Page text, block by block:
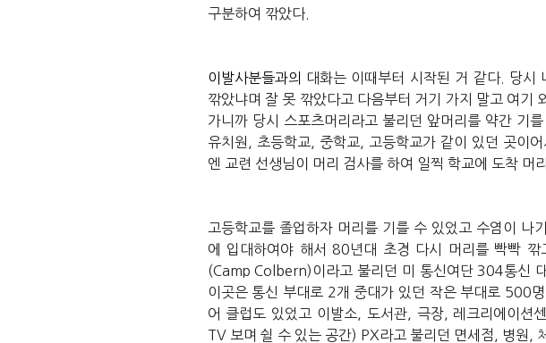
구분하여 깎았다.
이발사분들과의 대화는 이때부터 시작된 거 같다. 당시
깎았냐며 잘 못 깎았다고 다음부터 거기 가지 말고 여기
가니까 당시 스포츠머리라고 불리던 앞머리를 약간 기를
유치원
초등학교 중학교 고등학교가 같이 있던 곳이어
엔 교련 선생님이 머리 검사를 하여 일찍 학교에 도착 머
고등학교를 졸업하자 머리를 기를 수 있었고 수염이 나기
에
입대하여야 해서 80년대 초경 다시 머리를 빡빡 깎
(Camp Colbern) 이라고 불리던 미 통신여단304통신
이곳은 통신 부대로 2개 중대가 있던 작은 부대로 500명
어 클럽도 있었고 이발소 도서관, 극장,레크리에이션
TV 보며 쉴 수 있는 공간) PX라고 불리던 면세점 병원